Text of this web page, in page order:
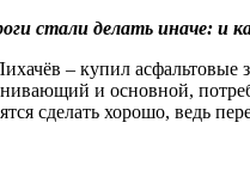
стали делать иначе: и
– купил
и основной,
сделать хорошо, ведь